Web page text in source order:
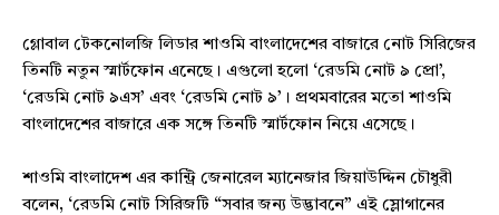
গ্লোবাল টেকনোলজি লিডার শাওমি বাংলাদেশের বাজারে নোট সিরিজের
তিনটি নতুন স্মার্টফোন এনেছে। এগুলো হলো ‘রেডমি নোট ৯ প্রো’,
‘রেডমি নোট ৯এস’ এবং ‘রেডমি নোট ৯’। প্রথমবারের মতো শাওমি
বাংলাদেশের বাজারে এক সঙ্গে তিনটি স্মার্টফোন নিয়ে এসেছে।
শাওমি বাংলাদেশ এর কান্ট্রি জেনারেল ম্যানেজার জিয়াউদ্দিন চৌধুরী
বলেন, ‘রেডমি নোট সিরিজটি “সবার জন্য উদ্ভাবনে” এই স্লোগানের